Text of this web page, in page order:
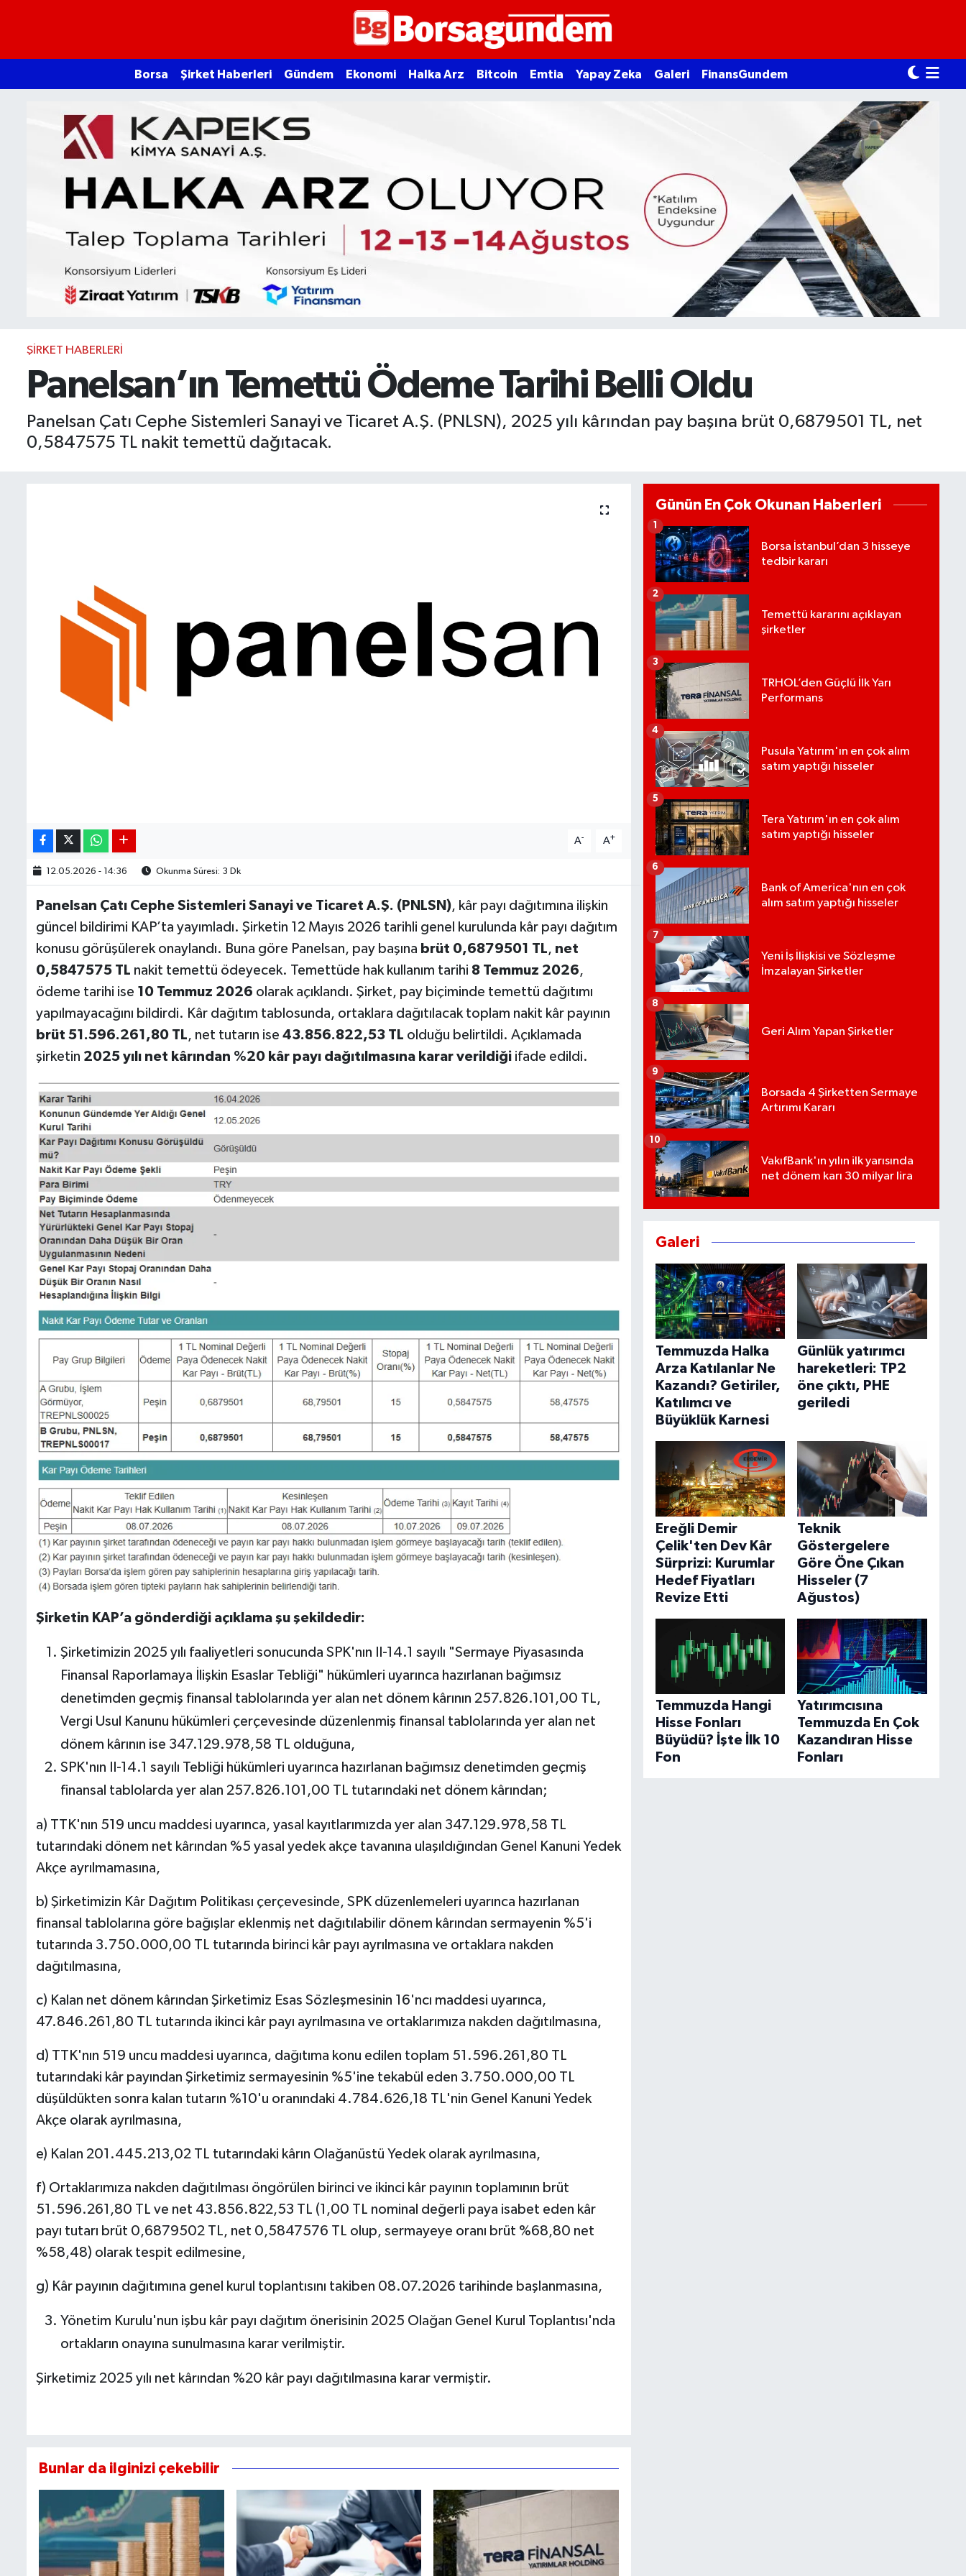
Borsa Şirket Haberleri Gündem Ekonomi Halka Arz Bitcoin Emtia Yapay Zeka Galeri FinansGundem
ŞIRKET HABERLERI
Panelsan’ın Temettü Ödeme Tarihi Belli Oldu
Panelsan Çatı Cephe Sistemleri Sanayi ve Ticaret A.Ş. (PNLSN), 2025 yılı kârından pay başına brüt 0,6879501 TL, net
0,5847575 TL nakit temettü dağıtacak.
A- A+
12.05.2026 - 14:36 Okunma Süresi: 3 Dk
Panelsan Çatı Cephe Sistemleri Sanayi ve Ticaret A.Ş. (PNLSN), kâr payı dağıtımına ilişkin
güncel bildirimi KAP’ta yayımladı. Şirketin 12 Mayıs 2026 tarihli genel kurulunda kâr payı dağıtım
konusu görüşülerek onaylandı. Buna göre Panelsan, pay başına brüt 0,6879501 TL, net
0,5847575 TL nakit temettü ödeyecek. Temettüde hak kullanım tarihi 8 Temmuz 2026,
ödeme tarihi ise 10 Temmuz 2026 olarak açıklandı. Şirket, pay biçiminde temettü dağıtımı
yapılmayacağını bildirdi. Kâr dağıtım tablosunda, ortaklara dağıtılacak toplam nakit kâr payının
brüt 51.596.261,80 TL, net tutarın ise 43.856.822,53 TL olduğu belirtildi. Açıklamada
şirketin 2025 yılı net kârından %20 kâr payı dağıtılmasına karar verildiği ifade edildi.
Şirketin KAP’a gönderdiği açıklama şu şekildedir:
Şirketimizin 2025 yılı faaliyetleri sonucunda SPK'nın II-14.1 sayılı "Sermaye Piyasasında
Finansal Raporlamaya İlişkin Esaslar Tebliği" hükümleri uyarınca hazırlanan bağımsız
denetimden geçmiş finansal tablolarında yer alan net dönem kârının 257.826.101,00 TL,
Vergi Usul Kanunu hükümleri çerçevesinde düzenlenmiş finansal tablolarında yer alan net
dönem kârının ise 347.129.978,58 TL olduğuna,
SPK'nın II-14.1 sayılı Tebliği hükümleri uyarınca hazırlanan bağımsız denetimden geçmiş
finansal tablolarda yer alan 257.826.101,00 TL tutarındaki net dönem kârından;
a) TTK'nın 519 uncu maddesi uyarınca, yasal kayıtlarımızda yer alan 347.129.978,58 TL
tutarındaki dönem net kârından %5 yasal yedek akçe tavanına ulaşıldığından Genel Kanuni Yedek
Akçe ayrılmamasına,
b) Şirketimizin Kâr Dağıtım Politikası çerçevesinde, SPK düzenlemeleri uyarınca hazırlanan
finansal tablolarına göre bağışlar eklenmiş net dağıtılabilir dönem kârından sermayenin %5'i
tutarında 3.750.000,00 TL tutarında birinci kâr payı ayrılmasına ve ortaklara nakden
dağıtılmasına,
c) Kalan net dönem kârından Şirketimiz Esas Sözleşmesinin 16'ncı maddesi uyarınca,
47.846.261,80 TL tutarında ikinci kâr payı ayrılmasına ve ortaklarımıza nakden dağıtılmasına,
d) TTK'nın 519 uncu maddesi uyarınca, dağıtıma konu edilen toplam 51.596.261,80 TL
tutarındaki kâr payından Şirketimiz sermayesinin %5'ine tekabül eden 3.750.000,00 TL
düşüldükten sonra kalan tutarın %10'u oranındaki 4.784.626,18 TL'nin Genel Kanuni Yedek
Akçe olarak ayrılmasına,
e) Kalan 201.445.213,02 TL tutarındaki kârın Olağanüstü Yedek olarak ayrılmasına,
f) Ortaklarımıza nakden dağıtılması öngörülen birinci ve ikinci kâr payının toplamının brüt
51.596.261,80 TL ve net 43.856.822,53 TL (1,00 TL nominal değerli paya isabet eden kâr
payı tutarı brüt 0,6879502 TL, net 0,5847576 TL olup, sermayeye oranı brüt %68,80 net
%58,48) olarak tespit edilmesine,
g) Kâr payının dağıtımına genel kurul toplantısını takiben 08.07.2026 tarihinde başlanmasına,
Yönetim Kurulu'nun işbu kâr payı dağıtım önerisinin 2025 Olağan Genel Kurul Toplantısı'nda
ortakların onayına sunulmasına karar verilmiştir.
Şirketimiz 2025 yılı net kârından %20 kâr payı dağıtılmasına karar vermiştir.
Bunlar da ilginizi çekebilir
Günün En Çok Okunan Haberleri
Borsa İstanbul’dan 3 hisseye
tedbir kararı
1
Temettü kararını açıklayan
şirketler
2
TRHOL’den Güçlü İlk Yarı
Performans
3
Pusula Yatırım'ın en çok alım
satım yaptığı hisseler
4
Tera Yatırım'ın en çok alım
satım yaptığı hisseler
5
Bank of America'nın en çok
alım satım yaptığı hisseler
6
Yeni İş İlişkisi ve Sözleşme
İmzalayan Şirketler
7
Geri Alım Yapan Şirketler
8
Borsada 4 Şirketten Sermaye
Artırımı Kararı
9
VakıfBank'ın yılın ilk yarısında
net dönem karı 30 milyar lira
10
Galeri
Temmuzda Halka
Arza Katılanlar Ne
Kazandı? Getiriler,
Katılımcı ve
Büyüklük Karnesi
Günlük yatırımcı
hareketleri: TP2
öne çıktı, PHE
geriledi
Ereğli Demir
Çelik'ten Dev Kâr
Sürprizi: Kurumlar
Hedef Fiyatları
Revize Etti
Teknik
Göstergelere
Göre Öne Çıkan
Hisseler (7
Ağustos)
Temmuzda Hangi
Hisse Fonları
Büyüdü? İşte İlk 10
Fon
Yatırımcısına
Temmuzda En Çok
Kazandıran Hisse
Fonları
Ekonomi
Emtia
Şirket Haberleri
BIST 100 Isı Haritası
Coin Isı Haritası
Ekonomik Takvim